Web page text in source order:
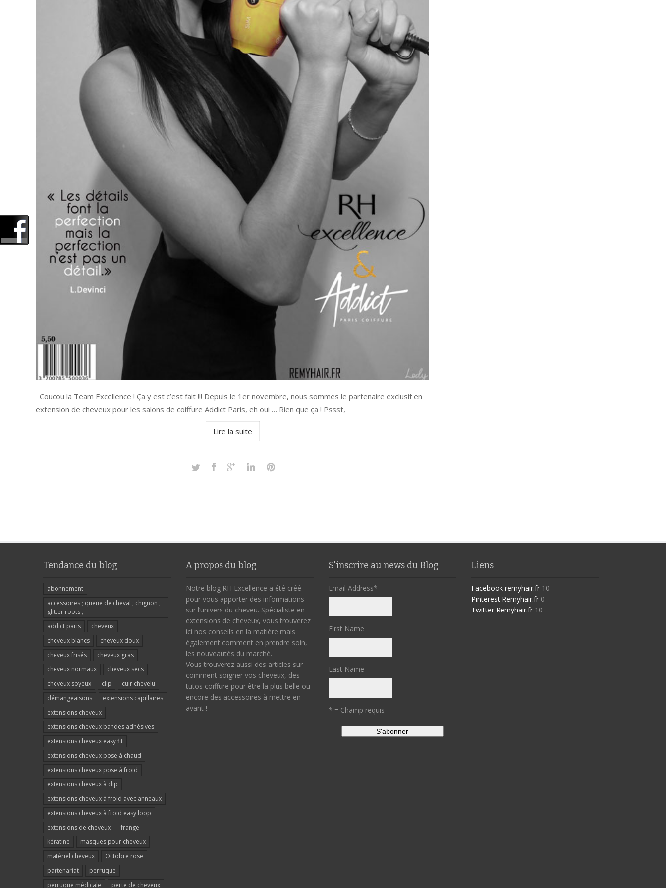
Coucou la Team Excellence ! Ça y est c’est fait !!! Depuis le 1er novembre, nous sommes le partenaire exclusif en
extension de cheveux pour les salons de coiffure Addict Paris, eh oui … Rien que ça ! Pssst,
Lire la suite
Tendance du blog
abonnement
accessoires ; queue de cheval ; chignon ;
glitter roots ;
addict paris
cheveux
cheveux blancs
cheveux doux
cheveux frisés
cheveux gras
cheveux normaux
cheveux secs
cheveux soyeux
clip
cuir chevelu
démangeaisons
extensions capillaires
extensions cheveux
extensions cheveux bandes adhésives
extensions cheveux easy fit
extensions cheveux pose à chaud
extensions cheveux pose à froid
extensions cheveux à clip
extensions cheveux à froid avec anneaux
extensions cheveux à froid easy loop
extensions de cheveux
frange
kératine
masques pour cheveux
matériel cheveux
Octobre rose
partenariat
perruque
perruque médicale
perte de cheveux
A propos du blog
Notre blog RH Excellence a été créé
pour vous apporter des informations
sur l’univers du cheveu. Spécialiste en
extensions de cheveux, vous trouverez
ici nos conseils en la matière mais
également comment en prendre soin,
les nouveautés du marché.
Vous trouverez aussi des articles sur
comment soigner vos cheveux, des
tutos coiffure pour être la plus belle ou
encore des accessoires à mettre en
avant !
S'inscrire au news du Blog
Email Address*
First Name
Last Name
* = Champ requis
Liens
Facebook remyhair.fr 10
Pinterest Remyhair.fr 0
Twitter Remyhair.fr 10